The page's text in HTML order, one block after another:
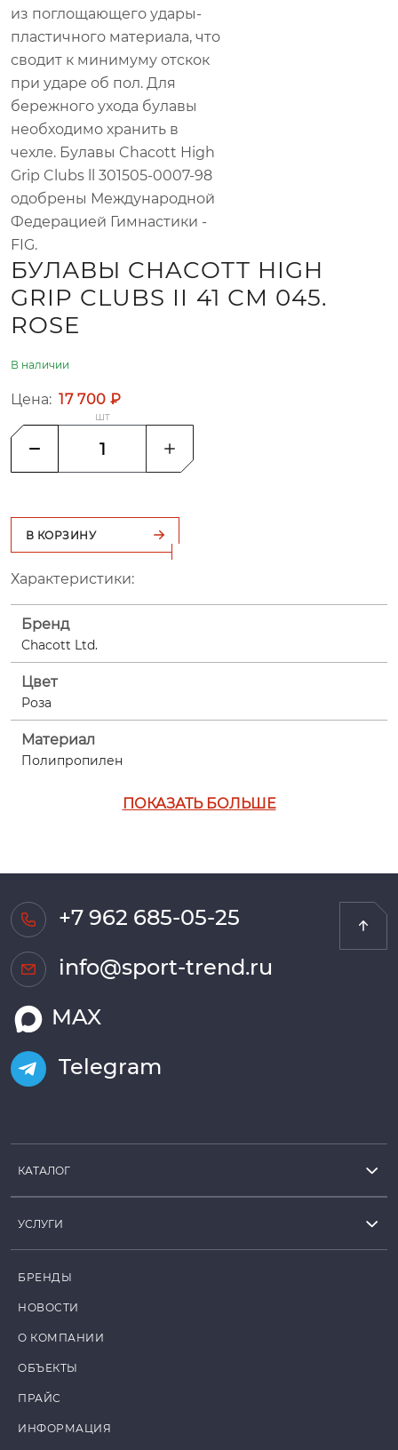
из поглощающего удары-
пластичного материала, что
сводит к минимуму отскок
при ударе об пол. Для
бережного ухода булавы
необходимо хранить в
чехле. Булавы Chacott High
Grip Clubs ll 301505-0007-98
одобрены Международной
Федерацией Гимнастики -
FIG.
БУЛАВЫ CHACOTT HIGH
GRIP CLUBS II 41 СМ 045.
ROSЕ
В наличии
Цена: 17 700 ₽
шт
В КОРЗИНУ
Характеристики:
Бренд
Chacott Ltd.
Цвет
Роза
Материал
Полипропилен
ПОКАЗАТЬ БОЛЬШЕ
+7 962 685-05-25
info@sport-trend.ru
MAX
Telegram
КАТАЛОГ
УСЛУГИ
БРЕНДЫ
НОВОСТИ
О КОМПАНИИ
ОБЪЕКТЫ
ПРАЙС
ИНФОРМАЦИЯ